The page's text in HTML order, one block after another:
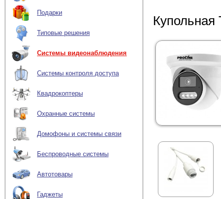
Подарки
Типовые решения
Системы видеонаблюдения
Системы контроля доступа
Квадрокоптеры
Охранные системы
Домофоны и системы связи
Беспроводные системы
Автотовары
Гаджеты
Купольная